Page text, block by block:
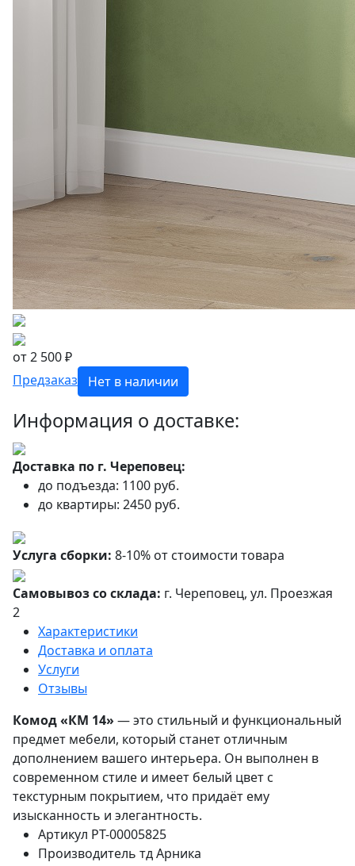
от 2 500 ₽
Предзаказ
Нет в наличии
Информация о доставке:
Доставка по г. Череповец:
до подъезда: 1100 руб.
до квартиры: 2450 руб.
Услуга сборки: 8-10% от стоимости товара
Самовывоз со склада: г. Череповец, ул. Проезжая
2
Характеристики
Доставка и оплата
Услуги
Отзывы
Комод «КМ 14» — это стильный и функциональный
предмет мебели, который станет отличным
дополнением вашего интерьера. Он выполнен в
современном стиле и имеет белый цвет с
текстурным покрытием, что придаёт ему
изысканность и элегантность.
Артикул РТ-00005825
Производитель тд Арника